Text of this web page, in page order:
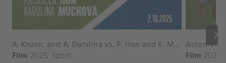
keyboard_arrow_right
A. Krunic and A. Danilina vs. P. Hon and K. Muchova Match Highlights - BEIJING_Capital Group Diamond ( October 02, 2025)
Film 2025 Sport Film 2026